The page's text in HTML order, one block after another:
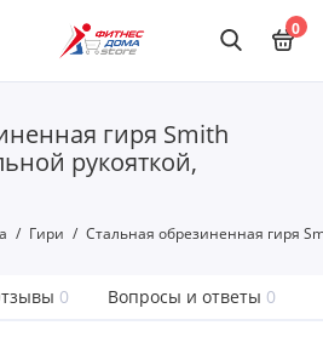
0
гиря Smith
рукояткой,
Гири Стальная обрезиненная гиря
0 Вопросы и ответы 0